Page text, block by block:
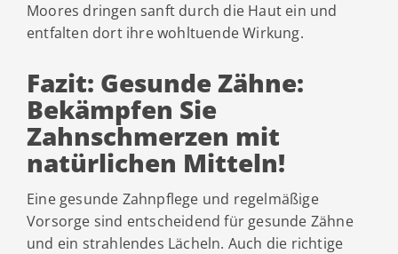
Moores dringen sanft durch die Haut ein und
entfalten dort ihre wohltuende Wirkung.
Fazit: Gesunde Zähne:
Bekämpfen Sie
Zahnschmerzen mit
natürlichen Mitteln!
Eine gesunde Zahnpflege und regelmäßige
Vorsorge sind entscheidend für gesunde Zähne
und ein strahlendes Lächeln. Auch die richtige